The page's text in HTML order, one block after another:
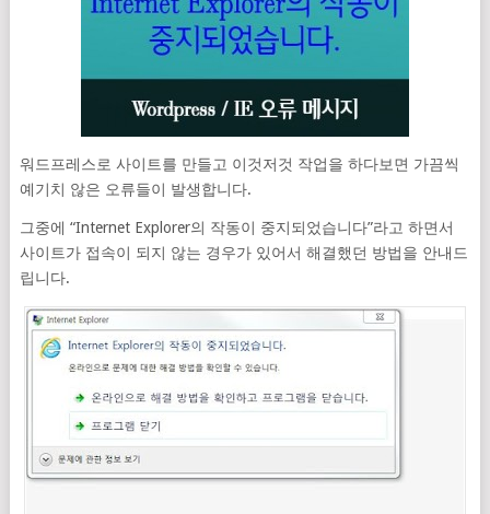
워드프레스로 사이트를 만들고 이것저것 작업을 하다보면 가끔씩
예기치 않은 오류들이 발생합니다.
그중에 “Internet Explorer의 작동이 중지되었습니다”라고 하면서
사이트가 접속이 되지 않는 경우가 있어서 해결했던 방법을 안내드
립니다.